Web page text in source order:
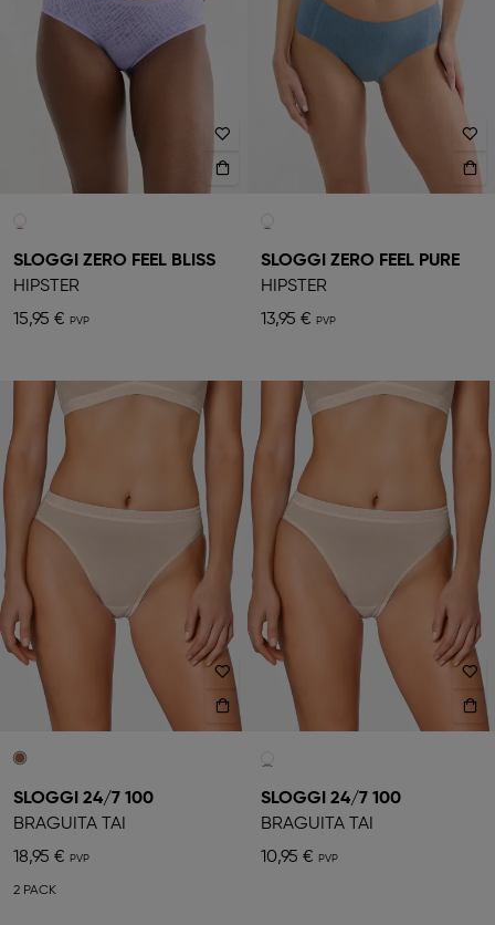
SLOGGI ZERO FEEL BLISS
HIPSTER
15,95 €
SLOGGI ZERO FEEL PURE
HIPSTER
13,95 €
SLOGGI 24/7 100
BRAGUITA TAI
18,95 €
2 PACK
SLOGGI 24/7 100
BRAGUITA TAI
10,95 €